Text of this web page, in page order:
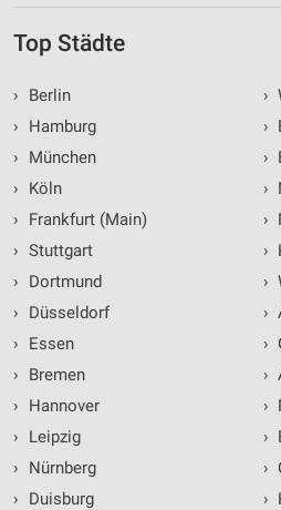
Top Städte
›
Berlin
›
Hamburg
›
München
›
Köln
›
Frankfurt (Main)
› Stuttgart
›
Dortmund
›
Düsseldorf
›
Essen
›
Bremen
›
Hannover
›
Leipzig
›
Nürnberg
›
Duisburg
›
›
›
›
›
›
›
›
›
›
›
›
›
›